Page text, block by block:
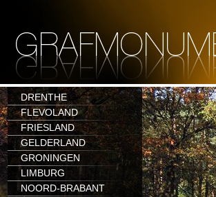
DRENTHE
FLEVOLAND
FRIESLAND
GELDERLAND
GRONINGEN
LIMBURG
NOORD-BRABANT